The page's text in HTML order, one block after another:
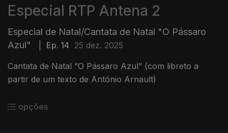
Especial RTP Antena 2
Especial de Natal/Cantata de Natal "O Pássaro
Azul"
Ep. 14 25 dez. 2025
Cantata de Natal “O Pássaro Azul” (com libreto a
partir de um texto de António Arnault)
opções